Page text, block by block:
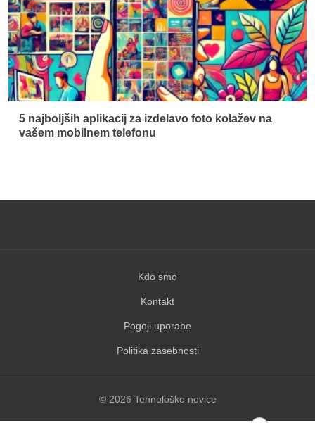
5 najboljših aplikacij za izdelavo foto kolažev na
vašem mobilnem telefonu
Kdo smo
Kontakt
Pogoji uporabe
Politika zasebnosti
© 2026 Tehnološke novice